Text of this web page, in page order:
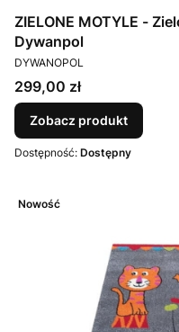
ZIELONE MOTYLE -
Dywanpol
PRODUCENT
DYWANOPOL
Cena
299,00 zł
Zobacz produkt
Dostępność: Dostępny
Nowość